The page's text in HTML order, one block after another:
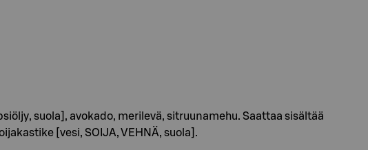
suola], avokado, merilevä, sitruunamehu. Saattaa sisältää
[vesi, SOIJA, VEHNÄ, suola].